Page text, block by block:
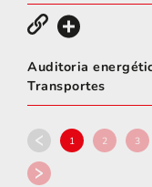
Auditoria
Transportes
1 2 3